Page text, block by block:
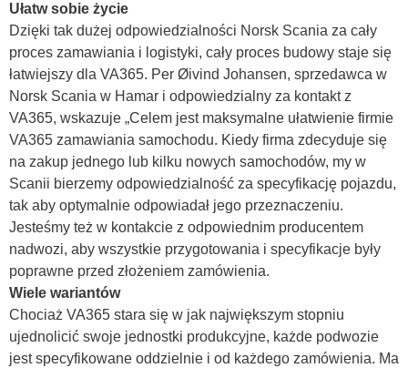
Ułatw sobie życie
Dzięki tak dużej odpowiedzialności Norsk Scania za cały
proces zamawiania i logistyki, cały proces budowy staje się
łatwiejszy dla VA365. Per Øivind Johansen, sprzedawca w
Norsk Scania w Hamar i odpowiedzialny za kontakt z
VA365, wskazuje „Celem jest maksymalne ułatwienie firmie
VA365 zamawiania samochodu. Kiedy firma zdecyduje się
na zakup jednego lub kilku nowych samochodów, my w
Scanii bierzemy odpowiedzialność za specyfikację pojazdu,
tak aby optymalnie odpowiadał jego przeznaczeniu.
Jesteśmy też w kontakcie z odpowiednim producentem
nadwozi, aby wszystkie przygotowania i specyfikacje były
poprawne przed złożeniem zamówienia.
Wiele wariantów
Chociaż VA365 stara się w jak największym stopniu
ujednolicić swoje jednostki produkcyjne, każde podwozie
jest specyfikowane oddzielnie i od każdego zamówienia. Ma